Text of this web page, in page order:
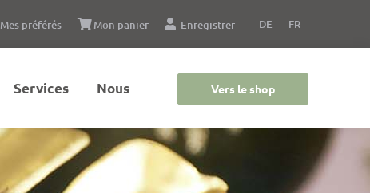
Mes préférés Mon panier Enregistrer DE FR
Services Nous Vers le shop